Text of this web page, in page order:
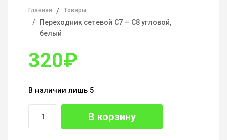
Главная Товары
Переходник сетевой С7 — С8 угловой,
белый
320₽
В наличии лишь 5
В корзину